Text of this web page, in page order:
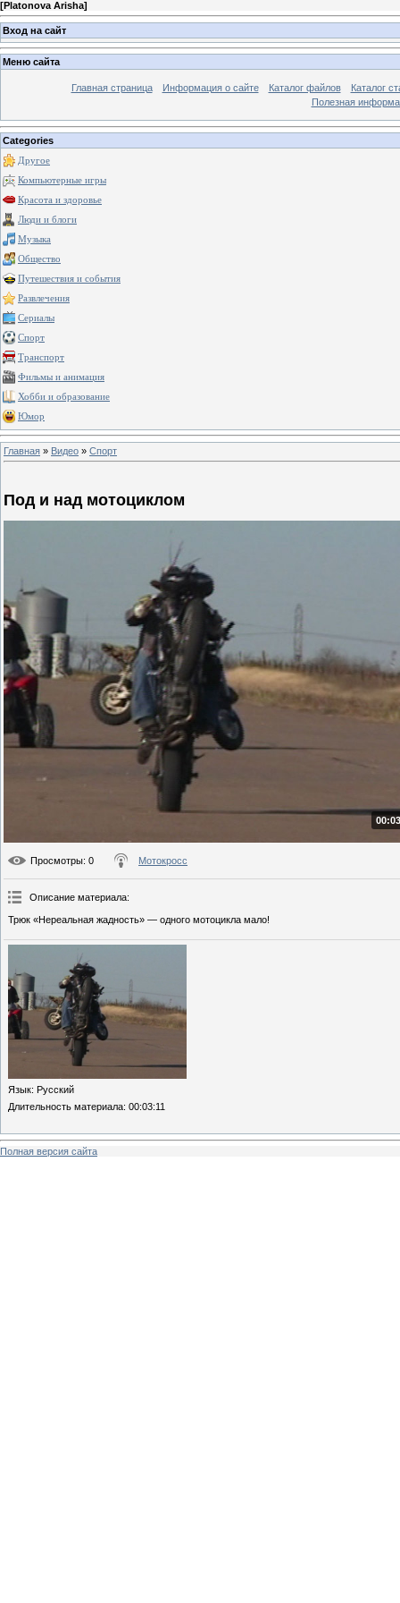
[Platonova Arisha]
Вход на сайт
Меню сайта
Главная страница Информация о сайте Каталог файлов
Каталог
Полезная
Categories
Другое
Компьютерные игры
Красота и здоровье
Люди и блоги
Музыка
Общество
Путешествия и события
Развлечения
Сериалы
Спорт
Транспорт
Фильмы и анимация
Хобби и образование
Юмор
Главная » Видео » Спорт
Под и над мотоциклом
Просмотры: 0 Мотокросс
Описание материала:
Трюк «Нереальная жадность» — одного мотоцикла мало!
Язык: Русский
Длительность материала: 00:03:11
Полная версия сайта